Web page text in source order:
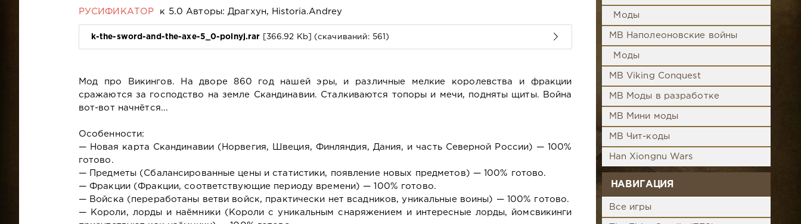
РУСИФИКАТОР к 5.0 Авторы: Драгхун, Historia.Andrey
k-the-sword-and-the-axe-5_0-polnyj.rar [366.92 Kb] (cкачиваний: 561)
Мод про Викингов. На дворе 860 год нашей эры, и различные мелкие королевства и фракции
сражаются за господство на земле Скандинавии. Сталкиваются топоры и мечи, подняты щиты. Война
вот-вот начнётся...
Особенности:
— Новая карта Скандинавии (Норвегия, Швеция, Финляндия, Дания, и часть Северной России) — 100%
готово.
— Предметы (Сбалансированные цены и статистики, появление новых предметов) — 100% готово.
— Фракции (Фракции, соответствующие периоду времени) — 100% готово.
— Войска (переработаны ветви войск, практически нет всадников, уникальные воины) — 100% готово.
— Короли, лорды и наёмники (Короли с уникальным снаряжением и интересные лорды, йомсвикинги
Моды
MB Наполеоновские войны
Моды
MB Viking Conquest
MB Моды в разработке
MB Мини моды
MB Чит-коды
Han Xiongnu Wars
НАВИГАЦИЯ
Все игры